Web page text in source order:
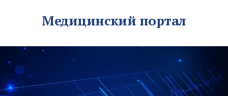
Медицинский портал